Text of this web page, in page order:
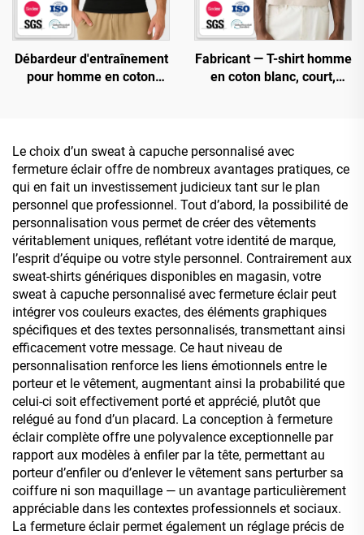
Débardeur d'entraînement
pour homme en coton
t-shirt sans manches pour
homme
Fabricant — T-shirt homme
en coton blanc, court,
personnalisable
Le choix d’un sweat à capuche personnalisé avec
fermeture éclair offre de nombreux avantages pratiques, ce
qui en fait un investissement judicieux tant sur le plan
personnel que professionnel. Tout d’abord, la possibilité de
personnalisation vous permet de créer des vêtements
véritablement uniques, reflétant votre identité de marque,
l’esprit d’équipe ou votre style personnel. Contrairement aux
sweat-shirts génériques disponibles en magasin, votre
sweat à capuche personnalisé avec fermeture éclair peut
intégrer vos couleurs exactes, des éléments graphiques
spécifiques et des textes personnalisés, transmettant ainsi
efficacement votre message. Ce haut niveau de
personnalisation renforce les liens émotionnels entre le
porteur et le vêtement, augmentant ainsi la probabilité que
celui-ci soit effectivement porté et apprécié, plutôt que
relégué au fond d’un placard. La conception à fermeture
éclair complète offre une polyvalence exceptionnelle par
rapport aux modèles à enfiler par la tête, permettant au
porteur d’enfiler ou d’enlever le vêtement sans perturber sa
coiffure ni son maquillage — un avantage particulièrement
appréciable dans les contextes professionnels et sociaux.
La fermeture éclair permet également un réglage précis de